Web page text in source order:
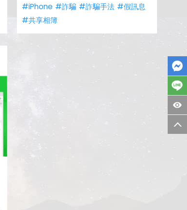
#iPhone #詐騙 #詐騙手法 #假訊息
#共享相簿